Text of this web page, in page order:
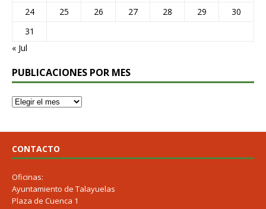
24
25 26 27 28 29
30
31
« Jul
PUBLICACIONES POR MES
CONTACTO
Oficinas:
Ayuntamiento de Talayuelas
Plaza de Cuenca 1